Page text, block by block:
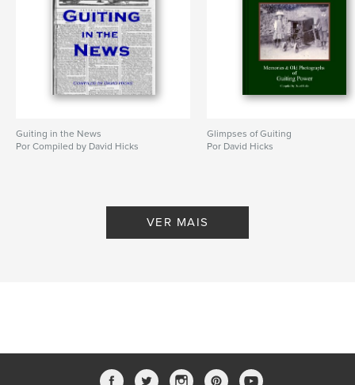
Guiting in the News
Por Compiled by David Hicks
Glimpses of Guiting
Por David Hicks
VER MAIS